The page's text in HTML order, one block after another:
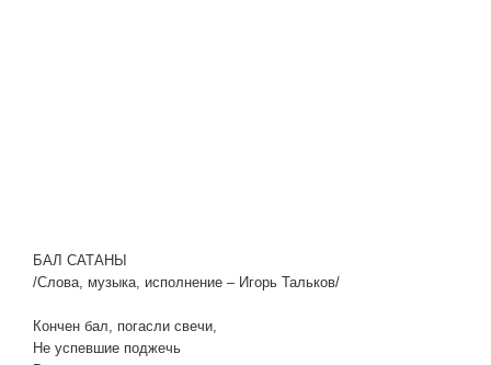
БАЛ САТАНЫ
/Слова, музыка, исполнение – Игорь Тальков/
Кончен бал, погасли свечи,
Не успевшие поджечь